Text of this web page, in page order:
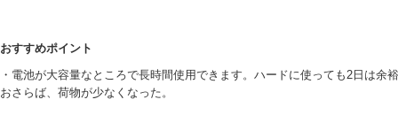
おすすめポイント
・電池が大容量なところで長時間使用できます。ハードに使っても2日は余
おさらば、荷物が少なくなった。